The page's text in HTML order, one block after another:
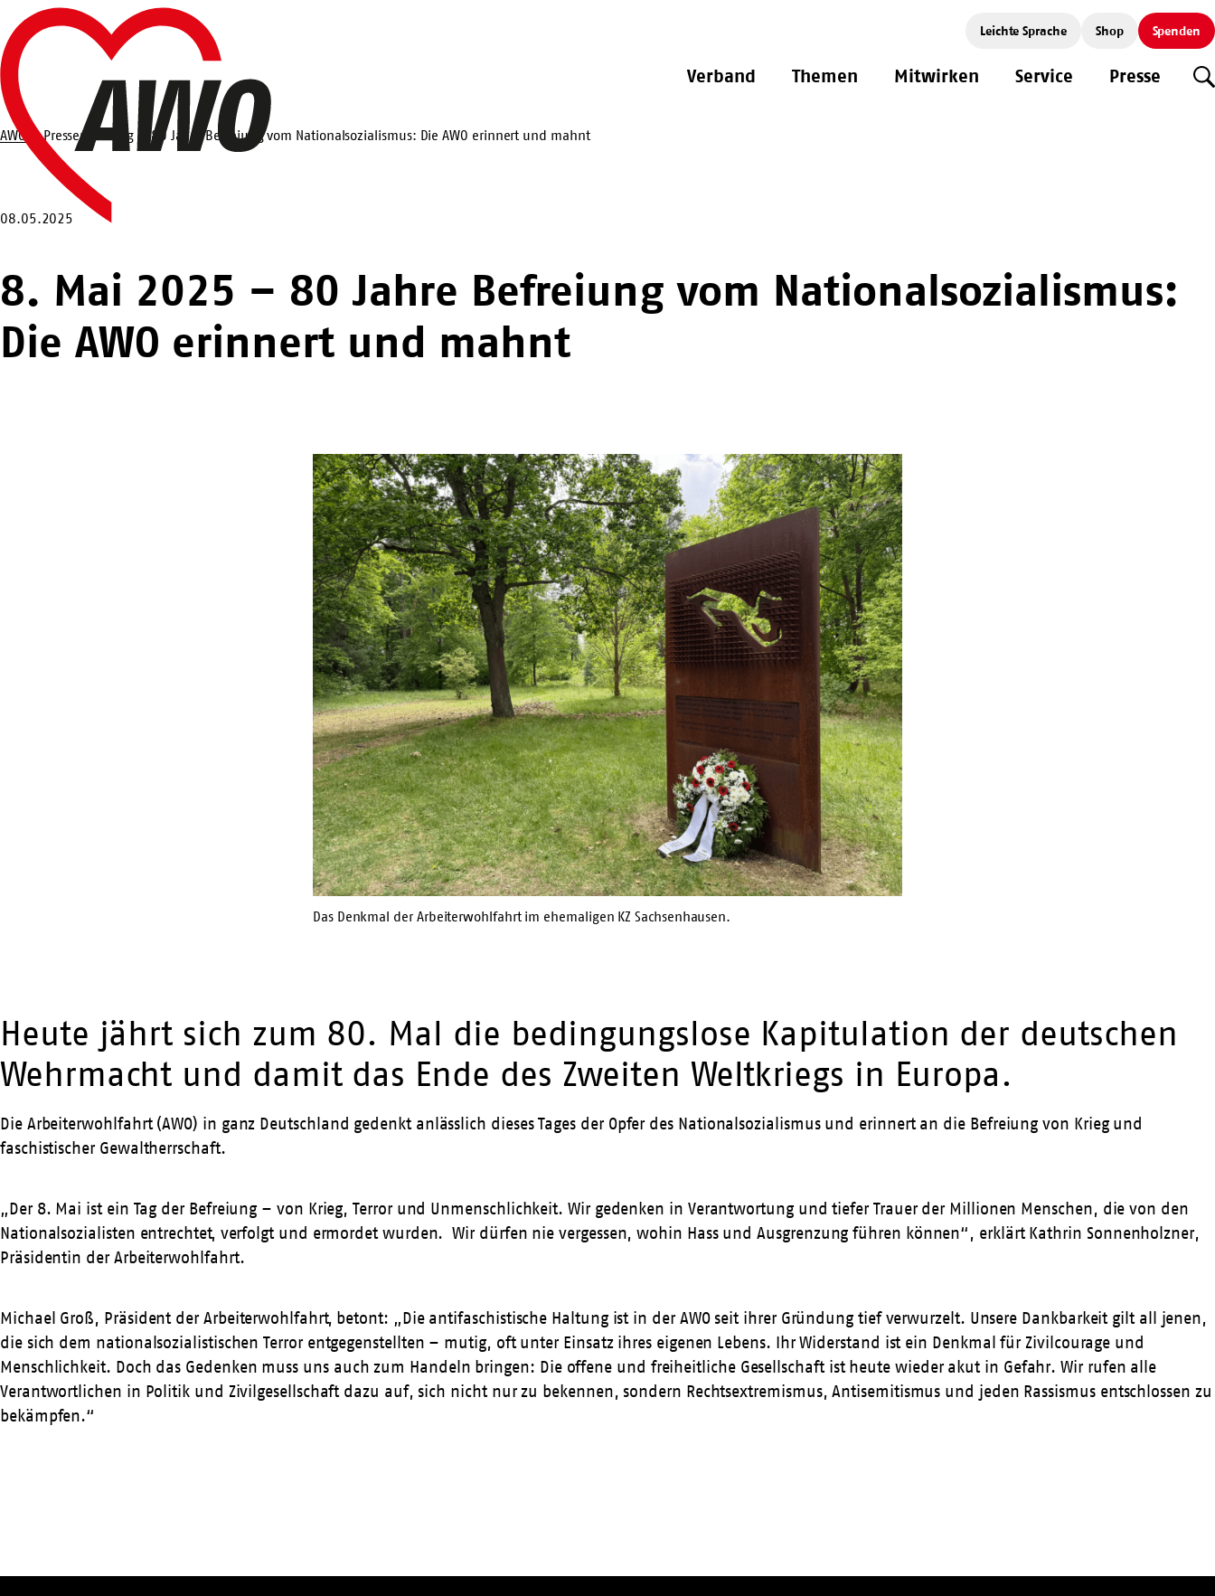
Zum
Hauptinhalt
springen
Startseite
Leichte Sprache Shop Spenden
Verband Themen Mitwirken Service Presse
Suche
AWO Pressemeldung 80 Jahre Befreiung vom Nationalsozialismus: Die AWO erinnert und mahnt
08.05.2025
8. Mai 2025 – 80 Jahre Befreiung vom Nationalsozialismus:
Die AWO erinnert und mahnt
Das Denkmal der Arbeiterwohlfahrt im ehemaligen KZ Sachsenhausen.
Heute jährt sich zum 80. Mal die bedingungslose Kapitulation der deutschen
Wehrmacht und damit das Ende des Zweiten Weltkriegs in Europa.
Die Arbeiterwohlfahrt (AWO) in ganz Deutschland gedenkt anlässlich dieses Tages der Opfer des Nationalsozialismus und erinnert an die Befreiung von Krieg und
faschistischer Gewaltherrschaft.
„Der 8. Mai ist ein Tag der Befreiung – von Krieg, Terror und Unmenschlichkeit. Wir gedenken in Verantwortung und tiefer Trauer der Millionen Menschen, die von den
Nationalsozialisten entrechtet, verfolgt und ermordet wurden. Wir dürfen nie vergessen, wohin Hass und Ausgrenzung führen können“, erklärt Kathrin Sonnenholzner,
Präsidentin der Arbeiterwohlfahrt.
Michael Groß, Präsident der Arbeiterwohlfahrt, betont: „Die antifaschistische Haltung ist in der AWO seit ihrer Gründung tief verwurzelt. Unsere Dankbarkeit gilt all jenen,
die sich dem nationalsozialistischen Terror entgegenstellten – mutig, oft unter Einsatz ihres eigenen Lebens. Ihr Widerstand ist ein Denkmal für Zivilcourage und
Menschlichkeit. Doch das Gedenken muss uns auch zum Handeln bringen: Die offene und freiheitliche Gesellschaft ist heute wieder akut in Gefahr. Wir rufen alle
Verantwortlichen in Politik und Zivilgesellschaft dazu auf, sich nicht nur zu bekennen, sondern Rechtsextremismus, Antisemitismus und jeden Rassismus entschlossen zu
bekämpfen.“